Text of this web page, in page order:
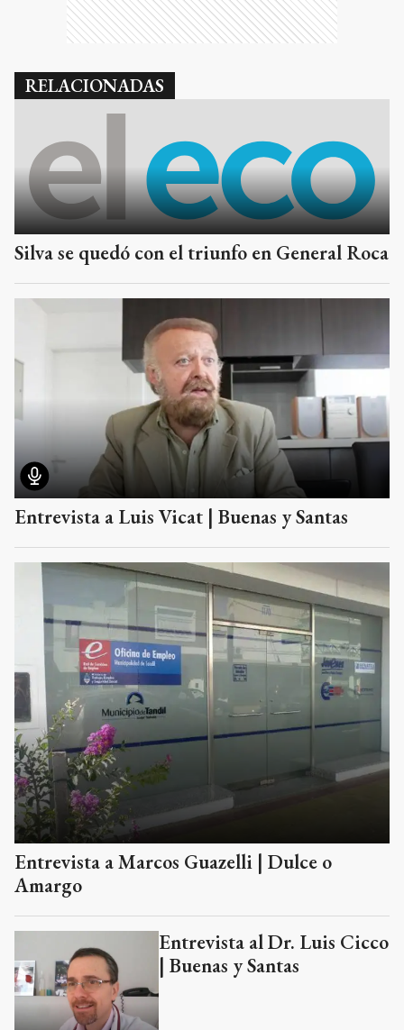
RELACIONADAS
Silva se quedó con el triunfo en General Roca
Entrevista a Luis Vicat | Buenas y Santas
Entrevista a Marcos Guazelli | Dulce o
Amargo
Entrevista al Dr. Luis Cicco
| Buenas y Santas